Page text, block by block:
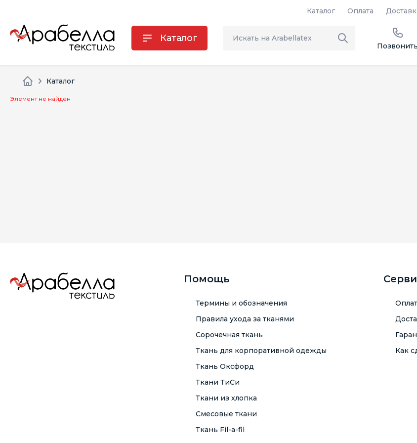
Каталог Оплата
Каталог
Позвонить
Каталог
Элемент не найден
Помощь
Термины и обозначения
Правила ухода за тканями
Сорочечная ткань
Ткань для корпоративной одежды
Ткань Оксфорд
Ткани ТиСи
Ткани из хлопка
Смесовые ткани
Ткань Fil-a-fil
Как